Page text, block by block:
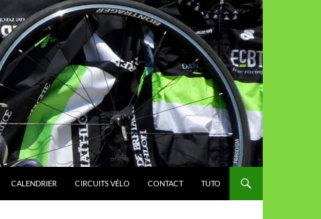
CALENDRIER CIRCUITS VÉLO CONTACT TUTO